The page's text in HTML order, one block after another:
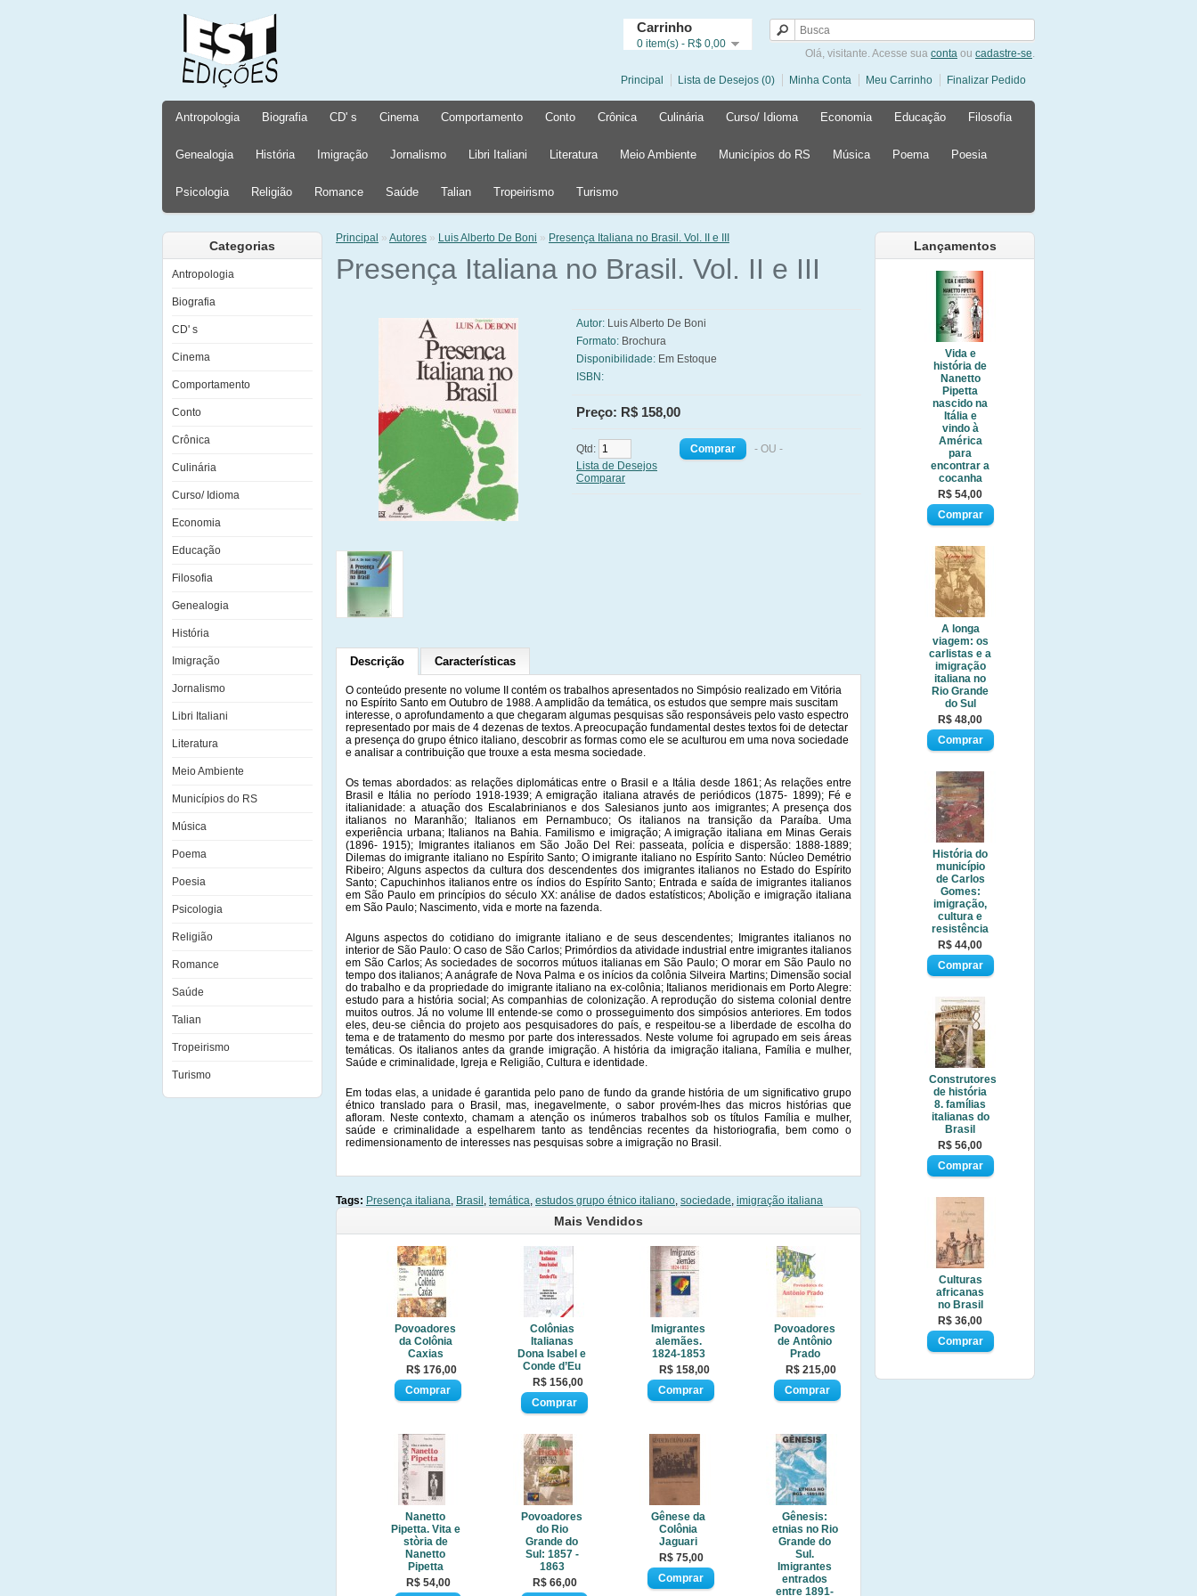
Carrinho
0 item(s) - R$ 0,00
Olá, visitante. Acesse sua conta ou cadastre-se.
Principal Lista de Desejos (0) Minha Conta Meu Carrinho Finalizar Pedido
Antropologia Biografia CD' s Cinema Comportamento Conto Crônica Culinária Curso/ Idioma Economia Educação Filosofia
Genealogia História Imigração Jornalismo Libri Italiani Literatura Meio Ambiente Municípios do RS Música Poema Poesia
Psicologia Religião Romance Saúde Talian Tropeirismo Turismo
Categorias
Antropologia
Biografia
CD' s
Cinema
Comportamento
Conto
Crônica
Culinária
Curso/ Idioma
Economia
Educação
Filosofia
Genealogia
História
Imigração
Jornalismo
Libri Italiani
Literatura
Meio Ambiente
Municípios do RS
Música
Poema
Poesia
Psicologia
Religião
Romance
Saúde
Talian
Tropeirismo
Turismo
Lançamentos
Vida e
história de
Nanetto
Pipetta
nascido na
Itália e
vindo à
América
para
encontrar a
cocanha
R$ 54,00
A longa
viagem: os
carlistas e a
imigração
italiana no
Rio Grande
do Sul
R$ 48,00
História do
município
de Carlos
Gomes:
imigração,
cultura e
resistência
R$ 44,00
Construtores
de história
8. famílias
italianas do
Brasil
R$ 56,00
Culturas
africanas
no Brasil
R$ 36,00
Principal » Autores » Luis Alberto De Boni » Presença Italiana no Brasil. Vol. II e III
Presença Italiana no Brasil. Vol. II e III
Autor: Luis Alberto De Boni
Formato: Brochura
Disponibilidade: Em Estoque
ISBN:
Preço: R$ 158,00
Qtd:
- OU -
Lista de Desejos
Comparar
Descrição Características
O conteúdo presente no volume II contém os trabalhos apresentados no Simpósio realizado em Vitória
no Espírito Santo em Outubro de 1988. A amplidão da temática, os estudos que sempre mais suscitam
interesse, o aprofundamento a que chegaram algumas pesquisas são responsáveis pelo vasto espectro
representado por mais de 4 dezenas de textos. A preocupação fundamental destes textos foi de detectar
a presença do grupo étnico italiano, descobrir as formas como ele se aculturou em uma nova sociedade
e analisar a contribuição que trouxe a esta mesma sociedade.
Os temas abordados: as relações diplomáticas entre o Brasil e a Itália desde 1861; As relações entre
Brasil e Itália no período 1918-1939; A emigração italiana através de periódicos (1875- 1899); Fé e
italianidade: a atuação dos Escalabrinianos e dos Salesianos junto aos imigrantes; A presença dos
italianos no Maranhão; Italianos em Pernambuco; Os italianos na transição da Paraíba. Uma
experiência urbana; Italianos na Bahia. Familismo e imigração; A imigração italiana em Minas Gerais
(1896- 1915); Imigrantes italianos em São João Del Rei: passeata, polícia e dispersão: 1888-1889;
Dilemas do imigrante italiano no Espírito Santo; O imigrante italiano no Espírito Santo: Núcleo Demétrio
Ribeiro; Alguns aspectos da cultura dos descendentes dos imigrantes italianos no Estado do Espírito
Santo; Capuchinhos italianos entre os índios do Espírito Santo; Entrada e saída de imigrantes italianos
em São Paulo em princípios do século XX: análise de dados estatísticos; Abolição e imigração italiana
em São Paulo; Nascimento, vida e morte na fazenda.
Alguns aspectos do cotidiano do imigrante italiano e de seus descendentes; Imigrantes italianos no
interior de São Paulo: O caso de São Carlos; Primórdios da atividade industrial entre imigrantes italianos
em São Carlos; As sociedades de socorros mútuos italianas em São Paulo; O morar em São Paulo no
tempo dos italianos; A anágrafe de Nova Palma e os inícios da colônia Silveira Martins; Dimensão social
do trabalho e da propriedade do imigrante italiano na ex-colônia; Italianos meridionais em Porto Alegre:
estudo para a história social; As companhias de colonização. A reprodução do sistema colonial dentre
muitos outros. Já no volume III entende-se como o prosseguimento dos simpósios anteriores. Em todos
eles, deu-se ciência do projeto aos pesquisadores do país, e respeitou-se a liberdade de escolha do
tema e de tratamento do mesmo por parte dos interessados. Neste volume foi agrupado em seis áreas
temáticas. Os italianos antes da grande imigração. A história da imigração italiana, Família e mulher,
Saúde e criminalidade, Igreja e Religião, Cultura e identidade.
Em todas elas, a unidade é garantida pelo pano de fundo da grande história de um significativo grupo
étnico translado para o Brasil, mas, inegavelmente, o sabor provém-lhes das micros histórias que
afloram. Neste contexto, chamam a atenção os inúmeros trabalhos sob os títulos Família e mulher,
saúde e criminalidade a espelharem tanto as tendências recentes da historiografia, bem como o
redimensionamento de interesses nas pesquisas sobre a imigração no Brasil.
Tags: Presença italiana, Brasil , temática, estudos grupo étnico italiano, sociedade, imigração italiana
Mais Vendidos
Povoadores
da Colônia
Caxias
R$ 176,00
Colônias
Italianas
Dona Isabel e
Conde d’Eu
R$ 156,00
Imigrantes
alemães.
1824-1853
R$ 158,00
Povoadores
de Antônio
Prado
R$ 215,00
Nanetto
Pipetta. Vita e
stòria de
Nanetto
Pipetta
R$ 54,00
Povoadores
do Rio
Grande do
Sul: 1857 -
1863
R$ 66,00
Gênese da
Colônia
Jaguari
R$ 75,00
Gênesis:
etnias no Rio
Grande do
Sul.
Imigrantes
entrados
entre 1891-